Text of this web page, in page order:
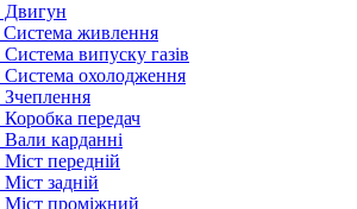
Двигун
Система живлення
Система випуску газів
Система охолодження
Зчеплення
Коробка передач
Вали карданні
Міст передній
Міст задній
Міст проміжний